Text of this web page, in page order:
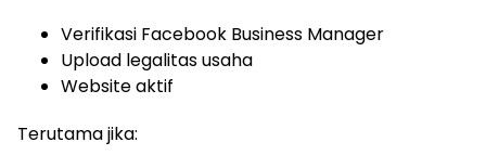
Verifikasi Facebook Business Manager
Upload legalitas usaha
Website aktif
Terutama jika: